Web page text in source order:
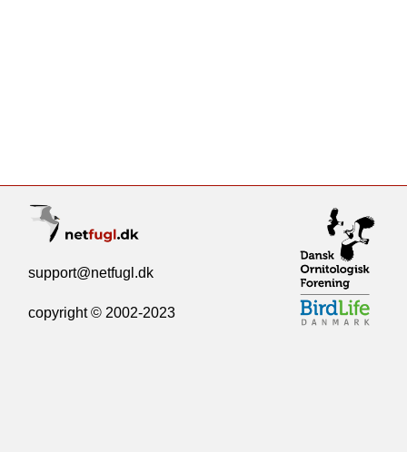
support@netfugl.dk
copyright © 2002-2023